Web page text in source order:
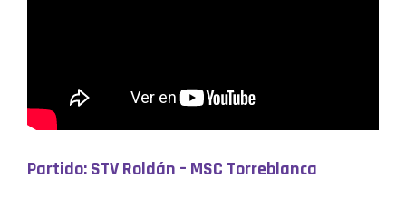
Partido: STV Roldán – MSC Torreblanca